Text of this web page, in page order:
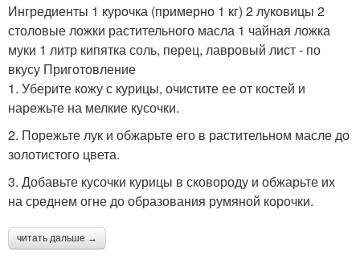
Ингредиенты 1 курочка (примерно 1 кг) 2 луковицы 2
столовые ложки растительного масла 1 чайная ложка
муки 1 литр кипятка соль, перец, лавровый лист - по
вкусу Приготовление
1. Уберите кожу с курицы, очистите ее от костей и
нарежьте на мелкие кусочки.
2. Порежьте лук и обжарьте его в растительном масле до
золотистого цвета.
3. Добавьте кусочки курицы в сковороду и обжарьте их
на среднем огне до образования румяной корочки.
читать дальше →